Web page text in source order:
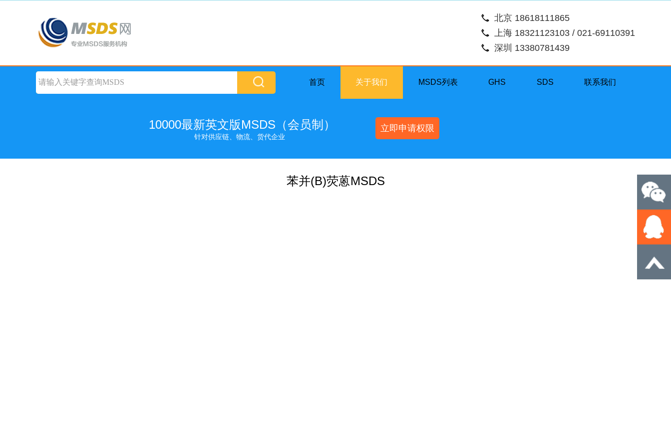
北京 18618111865
上海 18321123103 / 021-69110391
深圳 13380781439
首页 关于我们 MSDS列表 GHS SDS 联系我们
10000最新英文版MSDS（会员制）
针对供应链、物流、货代企业
立即申请权限
苯并(B)荧蒽MSDS